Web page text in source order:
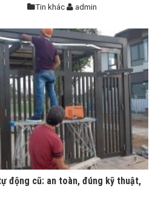
Tin khác admin
động cũ: an toàn, đúng kỹ thuật,